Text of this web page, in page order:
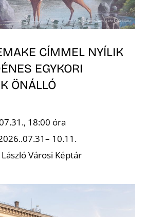
CÍMMEL NYÍLIK
EGYKORI
ÖNÁLLÓ
18:00 óra
10.11.
Városi Képtár